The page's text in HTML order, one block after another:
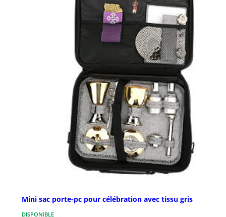
Mini sac porte-pc pour célébration avec tissu gris
DISPONIBLE